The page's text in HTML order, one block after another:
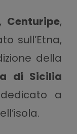
, Centuripe,
sull’Etna,
della
di Sicilia
a